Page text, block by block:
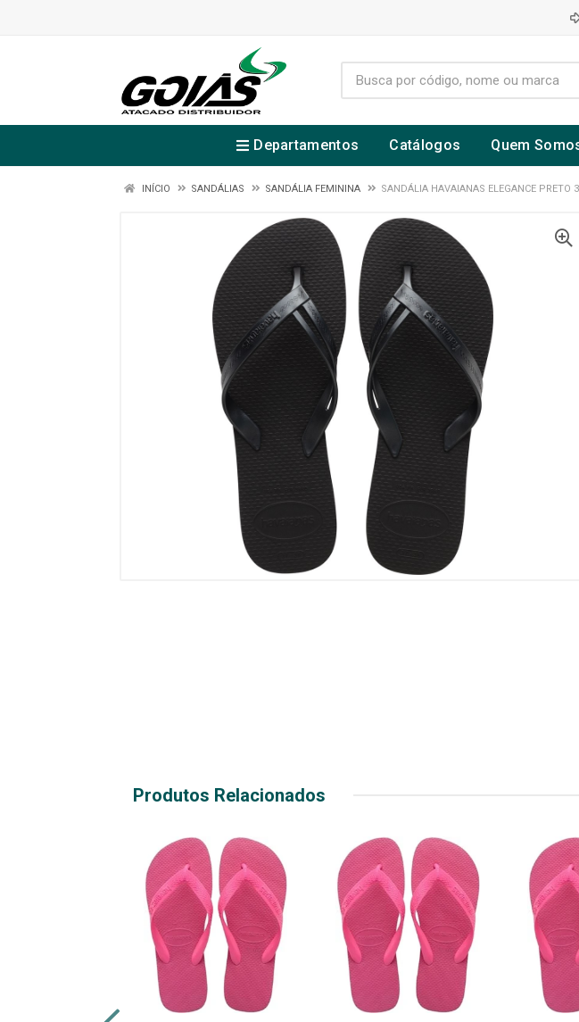
Departamentos Catálogos Quem
INÍCIO SANDÁLIAS SANDÁLIA FEMININA SANDÁLIA HAVAIANAS ELEGANCE PRETO
Produtos Relacionados